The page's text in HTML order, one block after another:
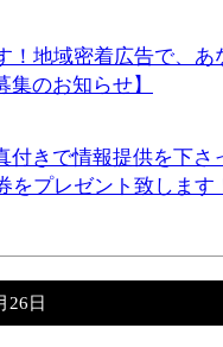
！地域密着広告で、あ
のお知らせ】
付きで情報提供を下
をプレゼント致します
26日